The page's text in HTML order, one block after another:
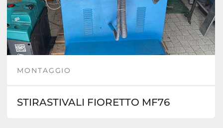
MONTAGGIO
STIRASTIVALI FIORETTO MF76